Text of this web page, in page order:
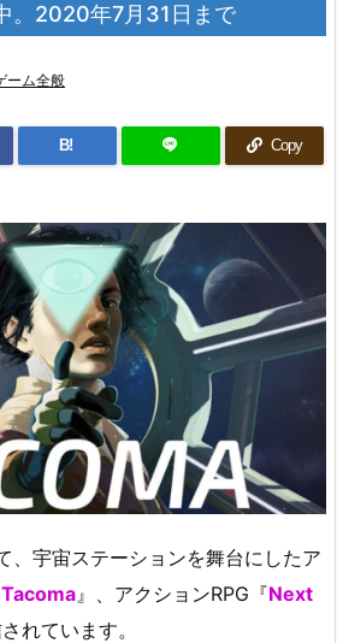
。2020年7月31日まで
ーム全般
B! Copy
、宇宙ステーションを舞台にしたア
Tacoma 』、アクションRPG『Next
れています。